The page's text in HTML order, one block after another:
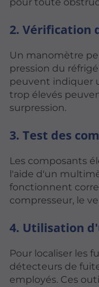
2. Vérification
Un manomètre
pression du
peuvent indiquer
trop élevés
surpression.
3. Test des
Les composants
l'aide d'un
fonctionnent
compresseur, le
4. Utilisation
Pour localiser les
détecteurs de
employés. Ces